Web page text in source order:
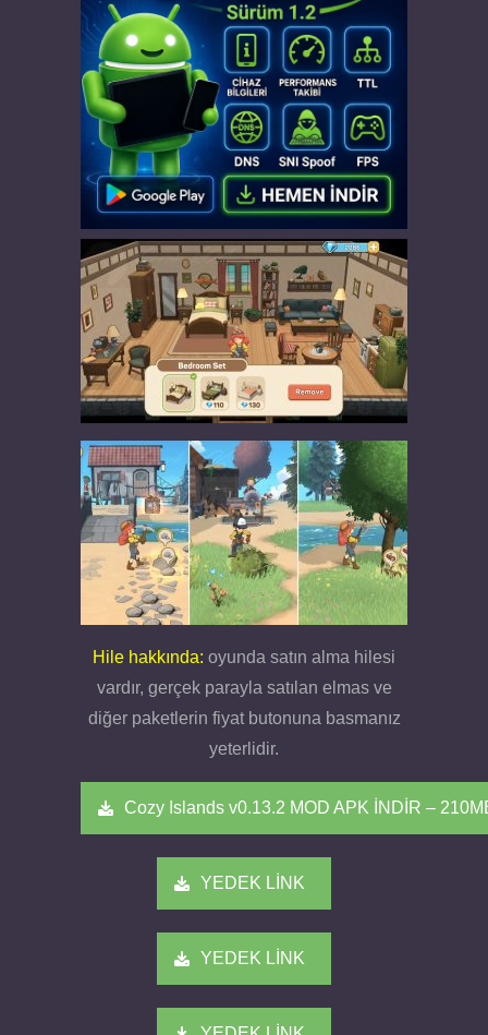
Hile hakkında: oyunda satın alma hilesi
vardır, gerçek parayla satılan elmas ve
diğer paketlerin fiyat butonuna basmanız
yeterlidir.
Cozy Islands v0.13.2 MOD APK İNDİR –
YEDEK LİNK
YEDEK LİNK